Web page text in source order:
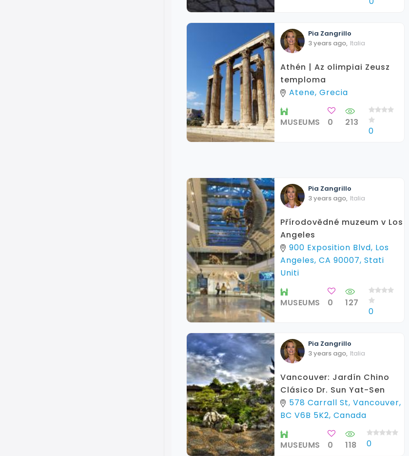
Pia Zangrillo
3 years ago, Italia
Athén | Az olimpiai Zeusz
temploma
Atene, Grecia
MUSEUMS 0 213
0
Pia Zangrillo
3 years ago, Italia
Přírodovědné muzeum v Los
Angeles
900 Exposition Blvd, Los
Angeles, CA 90007, Stati
Uniti
MUSEUMS 0 127
0
Pia Zangrillo
3 years ago, Italia
Vancouver: Jardín Chino
Clásico Dr. Sun Yat-Sen
578 Carrall St, Vancouver,
BC V6B 5K2, Canada
MUSEUMS 0 118 0